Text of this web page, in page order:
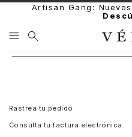
Artisan Gang:
Rastrea tu pedido
Consulta tu factura electrónica